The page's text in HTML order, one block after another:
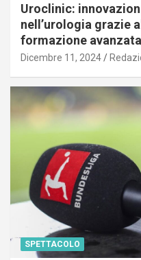
Uroclinic:
nell’urologia grazie
formazione avanzata
Dicembre 11, 2024
SPETTACOLO